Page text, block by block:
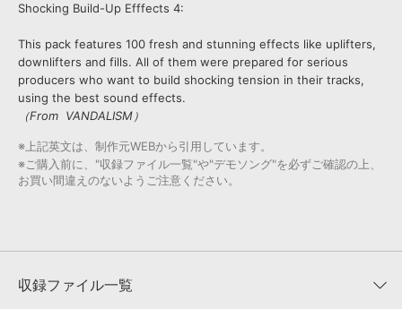
Shocking Build-Up Efffects 4:
This pack features 100 fresh and stunning effects like uplifters,
downlifters and fills. All of them were prepared for serious
producers who want to build shocking tension in their tracks,
using the best sound effects.
（From VANDALISM）
※上記英文は、制作元WEBから引用しています。
※ご購入前に、"収録ファイル一覧"や"デモソング"を必ずご確認の上、
お買い間違えのないようご注意ください。
収録ファイル一覧